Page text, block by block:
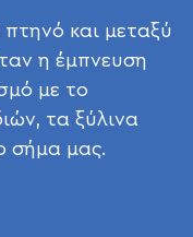
και μεταξύ
η έμπνευση
με το
τα ξύλινα
σήμα μας.